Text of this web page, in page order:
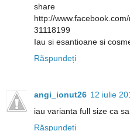
share
http://
31118199
Iau si esantioane si
Răspundeți
angi_ionut26 12 iulie
iau varianta full size ca
Răspundeți